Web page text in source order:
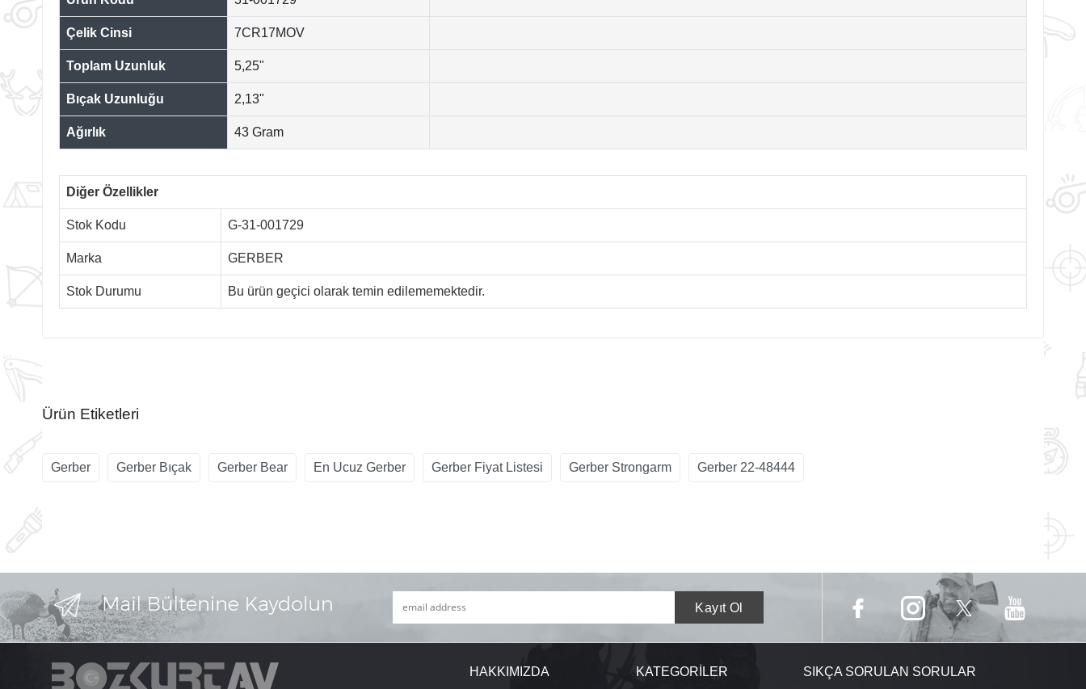
Çelik Cinsi 7CR17MOV
Toplam Uzunluk 5,25"
Bıçak Uzunluğu 2,13"
Ağırlık 43 Gram
Diğer Özellikler
Stok Kodu G-31-001729
Marka GERBER
Stok Durumu Bu ürün geçici olarak temin edilememektedir.
Ürün Etiketleri
Gerber Gerber Bıçak Gerber Bear En Ucuz Gerber Gerber Fiyat Listesi Gerber Strongarm Gerber 22-48444
HAKKIMIZDA KATEGORİLER SIKÇA SORULAN SORULAR